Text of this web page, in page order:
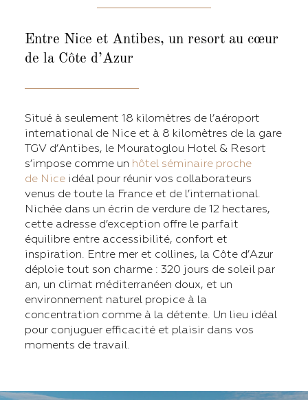
Entre Nice et Antibes, un resort au cœur
de la Côte d’Azur
Situé à seulement 18 kilomètres de l’aéroport
international de Nice et à 8 kilomètres de la gare
TGV d’Antibes, le Mouratoglou Hotel & Resort
s’impose comme un hôtel séminaire proche
de Nice idéal pour réunir vos collaborateurs
venus de toute la France et de l’international.
Nichée dans un écrin de verdure de 12 hectares,
cette adresse d’exception offre le parfait
équilibre entre accessibilité, confort et
inspiration. Entre mer et collines, la Côte d’Azur
déploie tout son charme : 320 jours de soleil par
an, un climat méditerranéen doux, et un
environnement naturel propice à la
concentration comme à la détente. Un lieu idéal
pour conjuguer efficacité et plaisir dans vos
moments de travail.